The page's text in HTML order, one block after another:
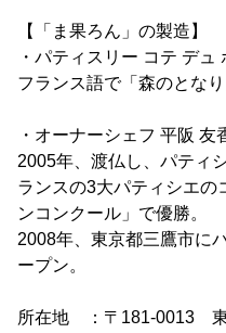
【「ま果ろん」の製造】
・パティスリー コテ デ
フランス語で「森のとな
・オーナーシェフ 平阪 友
2005年、渡仏し、パティ
ランスの3大パティシエの
ンコンクール」で優勝。
2008年、東京都三鷹市に
ープン。
所在地 ：〒181-0013 東